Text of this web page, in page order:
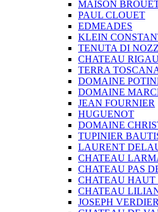
MAISON
PAUL CLOUET
EDMEADES
KLEIN
TENUTA DI
CHATEAU
TERRA
DOMAINE
DOMAINE
JEAN FOURNIER
HUGUENOT
DOMAINE
TUPINIER
LAURENT
CHATEAU
CHATEAU PAS
CHATEAU HAUT
CHATEAU
JOSEPH VERDIER